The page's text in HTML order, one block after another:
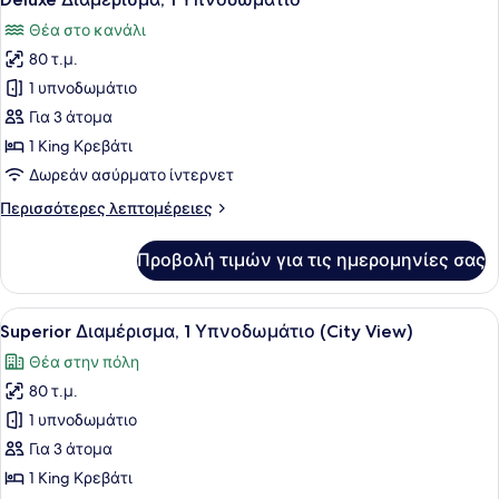
όλων
των
φωτογραφιών
για
Deluxe
Διαμέρισμα,
1
Υπνοδωμάτιο
Θέα στο κανάλι
80 τ.μ.
1 υπνοδωμάτιο
Για 3 άτομα
1 King Κρεβάτι
Δωρεάν ασύρματο ίντερνετ
Περισσότερες λεπτομέρειες
Περισσότερες
Διαμέρισμα,
Υπνοδωμάτιο
Προβολή τιμών για τις ημερομηνίες σας
Προβολή
όλων
των
φωτογραφιών
για
Superior
Διαμέρισμα,
Ένα μοντέρνο σαλόνι με μεγάλη
7
Superior Διαμέρισμα, 1 Υπνοδωμάτιο (City View)
Θέα στην πόλη
80 τ.μ.
1 υπνοδωμάτιο
Για 3 άτομα
1 King Κρεβάτι